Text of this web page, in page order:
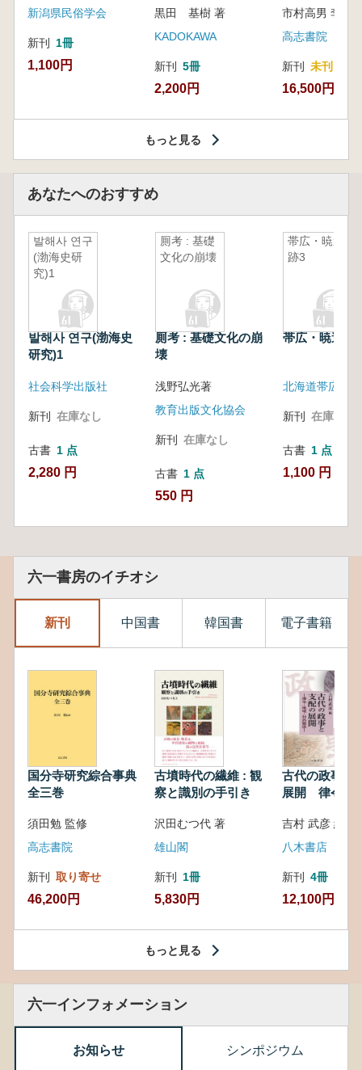
新潟県民俗学会
新刊 1冊
1,100円
黒田 基樹 著
KADOKAWA
新刊 5冊
2,200円
高志書院
新刊 未刊
16,500円
もっと見る
あなたへのおすすめ
발해사 연구
(渤海史研
究)1
발해사 연구(渤海史
研究)1
社会科学出版社
新刊 在庫なし
古書 1 点
2,280 円
厠考 : 基礎
文化の崩壊
厠考 : 基礎文化の崩
壊
浅野弘光著
教育出版文化協会
新刊 在庫なし
古書 1 点
550 円
帯広・暁遺
跡3
帯広・暁遺跡3
新刊 在庫なし
古書 1 点
1,100 円
六一書房のイチオシ
新刊 中国書 韓国書 電子書籍
国分寺研究綜合事典
全三巻
須田勉 監修
高志書院
新刊 取り寄せ
46,200円
古墳時代の繊維 : 観
察と識別の手引き
沢田むつ代 著
雄山閣
新刊 1冊
5,830円
古代の政事と
展開 律令・
吉村 武彦 編集
八木書店
新刊 4冊
12,100円
もっと見る
六一インフォメーション
お知らせ シンポジウム